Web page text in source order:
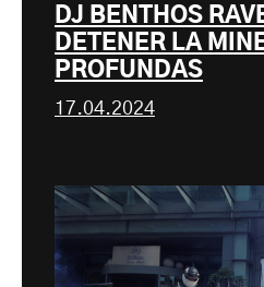
DJ BENTHOS
DETENER LA
PROFUNDAS
17.04.2024